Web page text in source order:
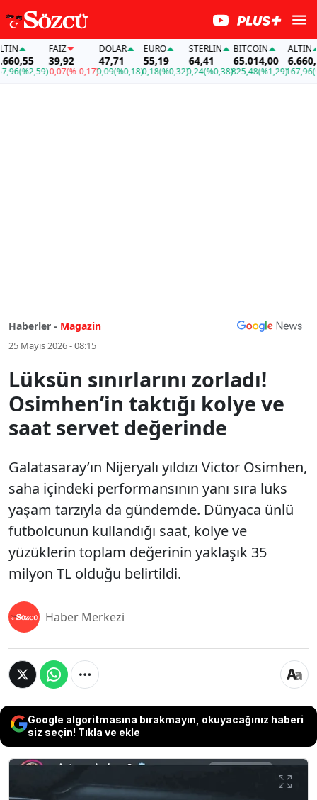
39,92
-0,07(%-0,17)
DOLAR
47,71
0,09(%0,18)
EURO
55,19
0,18(%0,32)
STERLIN
64,41
0,24(%0,38)
BITCOIN
65.014,00
825,48(%1,29)
ALTIN
6.660,55
167,96
Haberler - Magazin
25 Mayıs 2026 - 08:15
Lüksün sınırlarını zorladı!
Osimhen’in taktığı kolye ve
saat servet değerinde
Galatasaray’ın Nijeryalı yıldızı Victor Osimhen,
saha içindeki performansının yanı sıra lüks
yaşam tarzıyla da gündemde. Dünyaca ünlü
futbolcunun kullandığı saat, kolye ve
yüzüklerin toplam değerinin yaklaşık 35
milyon TL olduğu belirtildi.
Haber Merkezi
Google algoritmasına bırakmayın, okuyacağınız haberi
siz seçin! Tıkla ve ekle